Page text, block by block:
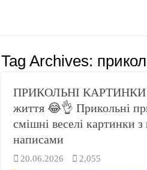
Tag Archives:
ПРИКОЛЬНІ КАРТИНКИ
життя 😂👌 Прикольні
смішні веселі картинки
написами
20.06.2026 2,055